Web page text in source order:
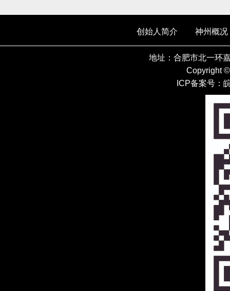
创始人简介 神州概况
地址：合肥市北一环
Copyright
ICP备案号：